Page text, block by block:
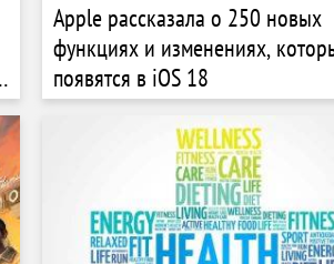
Apple рассказала о 250 новых
функциях и изменениях,
появятся в iOS 18